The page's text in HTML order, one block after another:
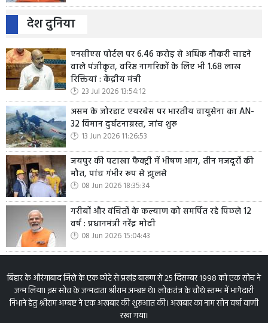
देश दुनिया
एनसीएस पोर्टल पर 6.46 करोड़ से अधिक नौकरी चाहने
वाले पंजीकृत, वरिष्ठ नागरिकों के लिए भी 1.68 लाख
रिक्तियां : केंद्रीय मंत्री
23 Jul 2026 13:54:12
असम के जोरहाट एयरबेस पर भारतीय वायुसेना का AN-
32 विमान दुर्घटनाग्रस्त, जांच शुरू
13 Jun 2026 11:26:53
जयपुर की पटाखा फैक्ट्री में भीषण आग, तीन मजदूरों की
मौत, पांच गंभीर रूप से झुलसे
08 Jun 2026 18:35:34
गरीबों और वंचितों के कल्याण को समर्पित रहे पिछले 12
वर्ष : प्रधानमंत्री नरेंद्र मोदी
08 Jun 2026 15:04:43
बिहार के औरंगाबाद जिले के एक छोटे से प्रखंड बारूण से 25 दिसम्बर 1998 को एक सोच ने
जन्म लिया। इस सोच के जन्मदाता श्रीराम अम्बष्ट थे। लोकतंत्र के चौथे स्तम्भ में भागेदारी
निभाने हेतु श्रीराम अम्बष्ट ने एक अखबार की शुरूआत की। अखबार का नाम सोन वर्षा वाणी
रखा गया।